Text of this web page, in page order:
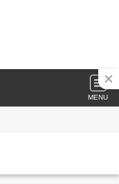
MENU